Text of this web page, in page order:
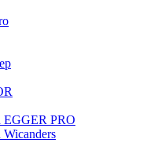
EGGER PRO
Wicanders